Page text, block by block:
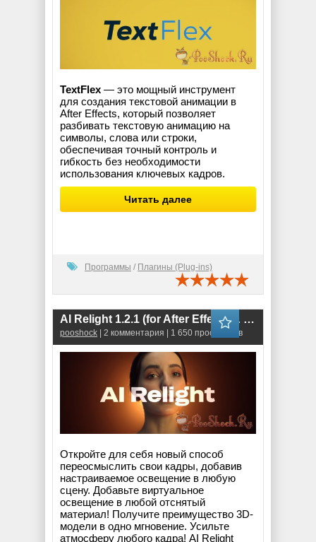
TextFlex — это мощный инструмент
для создания текстовой анимации в
After Effects, который позволяет
разбивать текстовую анимацию на
символы, слова или строки,
обеспечивая точный контроль и
гибкость без необходимости
использования ключевых кадров.
Читать далее
Программы / Плагины (Plug-ins)
AI Relight 1.2.1 (for After Effects & Premiere Pro)
pooshock | 2 комментария | 1 650 просмотров
Откройте для себя новый способ
переосмыслить свои кадры, добавив
настраиваемое освещение в любую
сцену. Добавьте виртуальное
освещение в любой отснятый
материал! Получите преимущество 3D-
модели в одно мгновение. Усильте
атмосферу любого кадра! AI Relight